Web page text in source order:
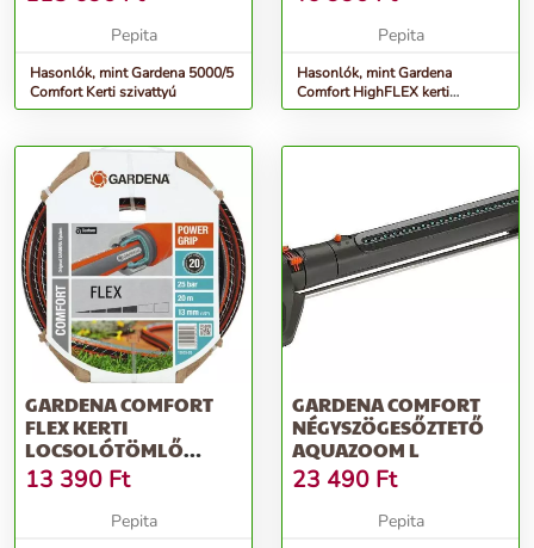
Pepita
Hasonlók, mint Gardena 5000/5
Comfort Kerti szivattyú
Pepita
Hasonlók, mint Gardena
Comfort HighFLEX kerti
Locsolótömlő 3/4&quot; 50 M
GARDENA COMFORT
FLEX KERTI
LOCSOLÓTÖMLŐ
1/2&QUOT; 20 M
13 390 Ft
Pepita
GARDENA COMFORT
NÉGYSZÖGESŐZTETŐ
AQUAZOOM L
23 490 Ft
Pepita